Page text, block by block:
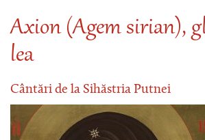
Axion (Agem sirian),
lea
Cântări de la Sihăstria Putnei